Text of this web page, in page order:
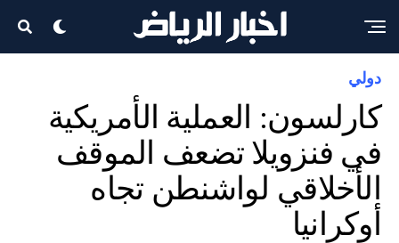
دولي
كارلسون: العملية الأمريكية
في فنزويلا تضعف الموقف
الأخلاقي لواشنطن تجاه
أوكرانيا